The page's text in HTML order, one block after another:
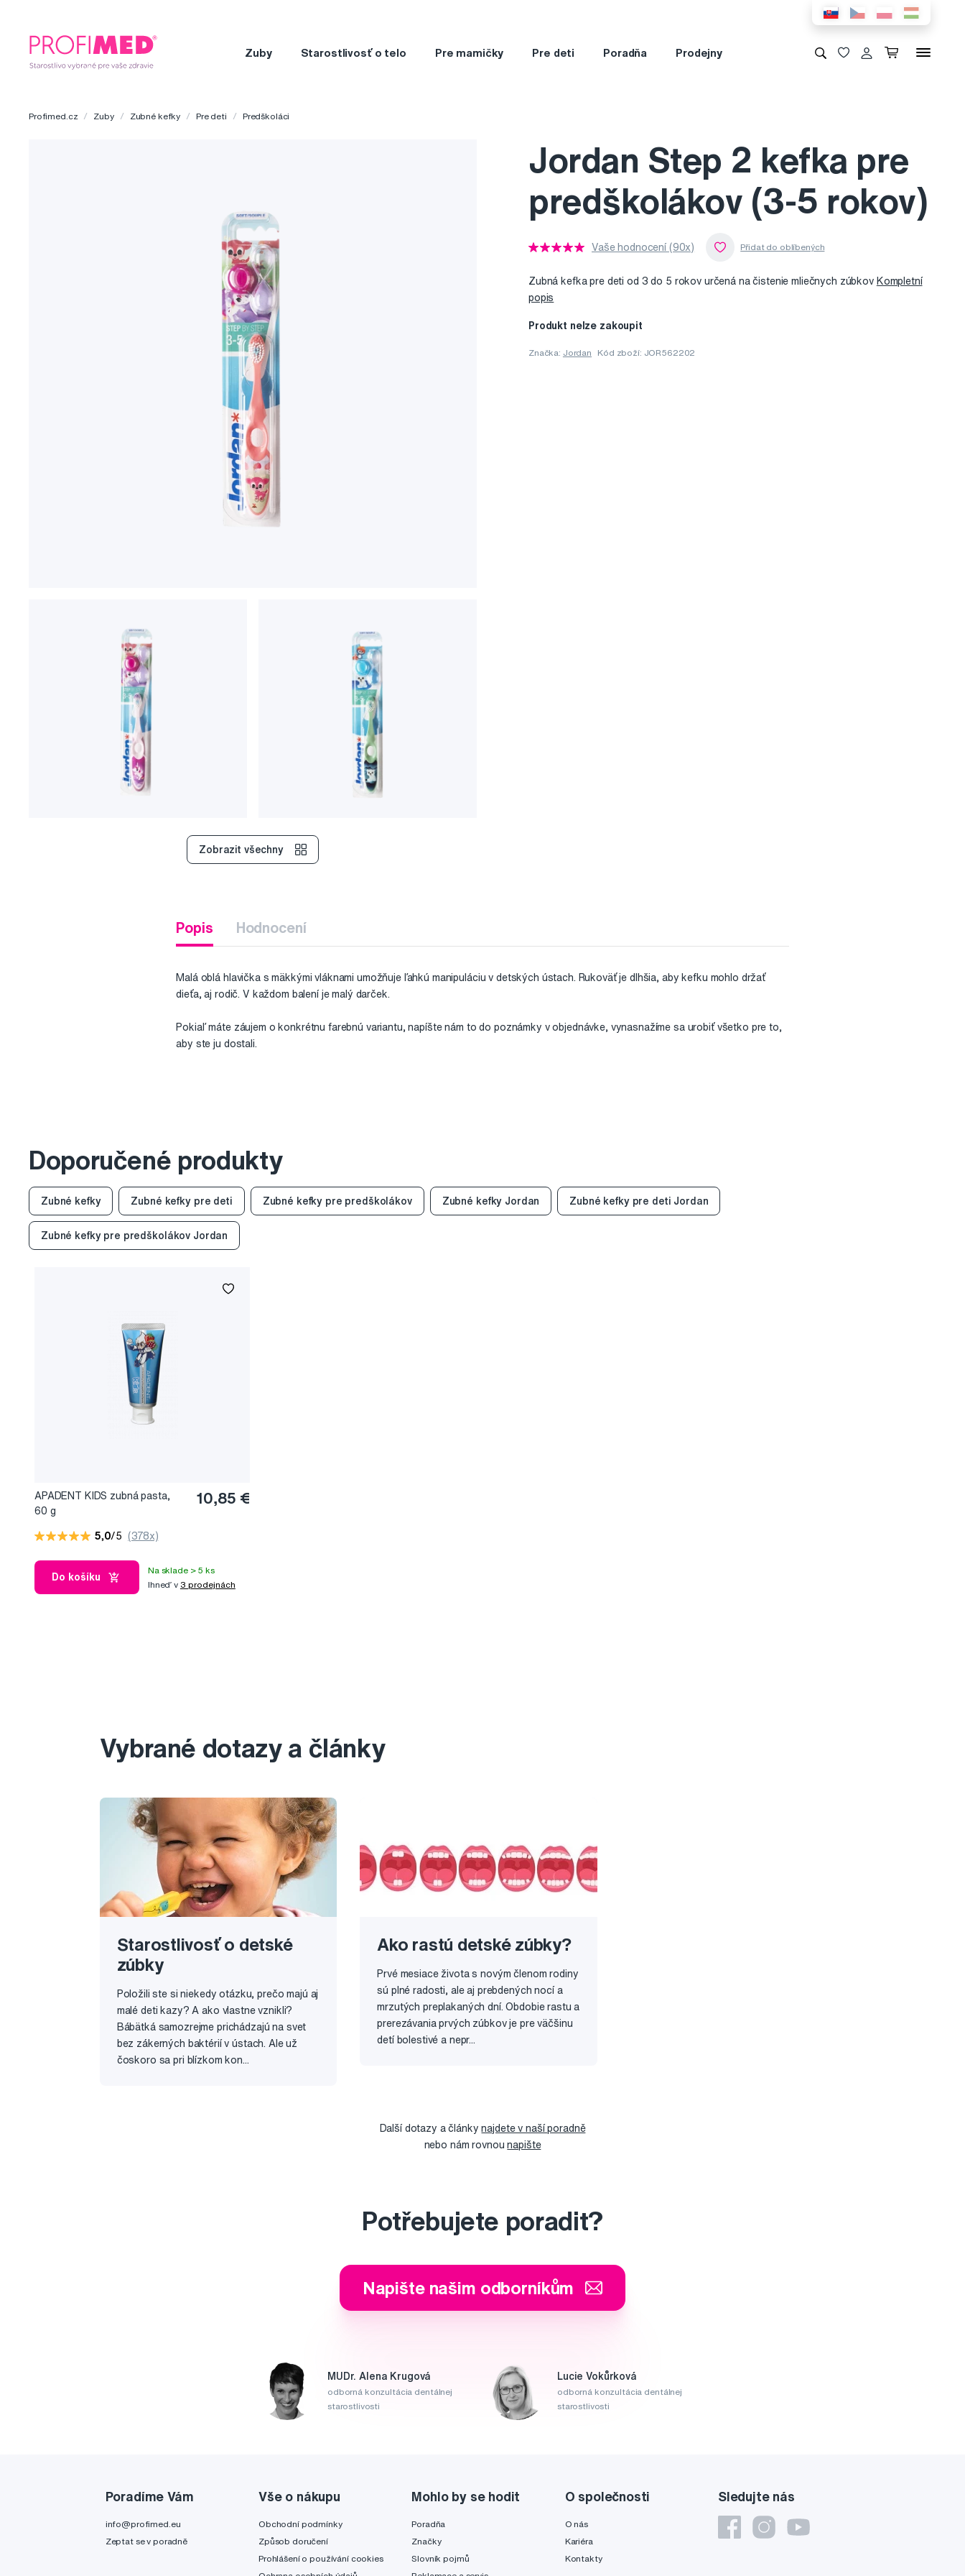
Zuby Starostlivosť o telo Pre mamičky Pre deti Poradňa Prodejny
Profimed.cz Zuby Zubné kefky Pre deti Predškoláci
Zobrazit všechny
Jordan Step 2 kefka pre
predškolákov (3-5 rokov)
Vaše hodnocení (90x)
Zubná kefka pre deti od 3 do 5 rokov určená na čistenie mliečnych zúbkov Kompletní
popis
Produkt nelze zakoupit
Značka: Jordan Kód zboží: JOR562202
Popis Hodnocení
Malá oblá hlavička s mäkkými vláknami umožňuje ľahkú manipuláciu v detských ústach. Rukoväť je dlhšia, aby kefku mohlo držať
dieťa, aj rodič. V každom balení je malý darček.
Pokiaľ máte záujem o konkrétnu farebnú variantu, napíšte nám to do poznámky v objednávke, vynasnažíme sa urobiť všetko pre to,
aby ste ju dostali.
Doporučené produkty
Zubné kefky Zubné kefky pre deti Zubné kefky pre predškolákov Zubné kefky Jordan Zubné kefky pre deti Jordan
Zubné kefky pre predškolákov Jordan
APADENT KIDS zubná pasta,
60 g
10,85 €
5,0/5 (378x)
Do košíku
Na sklade > 5 ks
Ihneď v 3 prodejnách
Vybrané dotazy a články
Starostlivosť o detské
zúbky
Položili ste si niekedy otázku, prečo majú aj
malé deti kazy? A ako vlastne vznikli?
Bábätká samozrejme prichádzajú na svet
bez zákerných baktérií v ústach. Ale už
čoskoro sa pri blízkom kon...
Ako rastú detské zúbky?
Prvé mesiace života s novým členom rodiny
sú plné radosti, ale aj prebdených nocí a
mrzutých preplakaných dní. Obdobie rastu a
prerezávania prvých zúbkov je pre väčšinu
detí bolestivé a nepr...
Další dotazy a článkynajdete v naší poradně
nebo nám rovnounapište
Potřebujete poradit?
Napište našim odborníkům
MUDr. Alena Krugová
odborná konzultácia dentálnej
starostlivosti
Lucie Vokůrková
odborná konzultácia dentálnej
starostlivosti
Sledujte nás
Poradíme Vám
info@profimed.eu
Zeptat se v poradně
Vše o nákupu
Obchodní podmínky
Způsob doručení
Prohlášení o používání cookies
Mohlo by se hodit
Poradňa
Značky
Slovník pojmů
O společnosti
O nás
Kariéra
Kontakty